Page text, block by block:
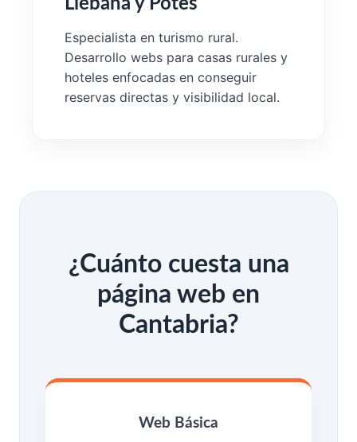
Especialista en turismo rural.
Desarrollo webs para casas rurales y
hoteles enfocadas en conseguir
reservas directas y visibilidad local.
¿Cuánto cuesta una
página web en
Cantabria?
Web Básica